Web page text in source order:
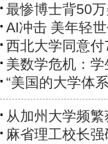
最惨博士背50
AI冲击 美年轻
西北大学同意
美数学危机：
“美国的大学体
从加州大学频
麻省理工校长